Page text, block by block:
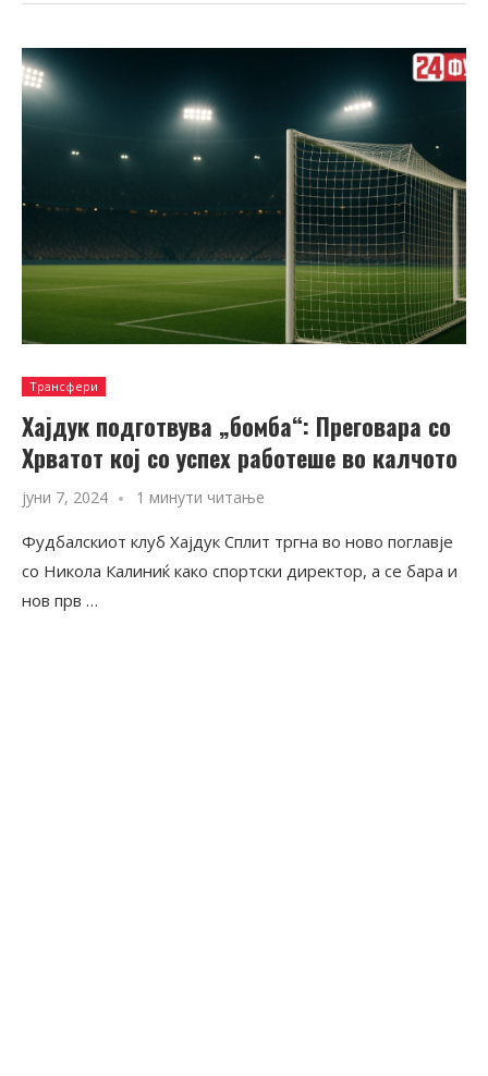
Трансфери
Хајдук подготвува „бомба“: Преговара со
Хрватот кој со успех работеше во калчото
јуни 7, 2024 1 минути читање
Фудбалскиот клуб Хајдук Сплит тргна во ново поглавје
со Никола Калиниќ како спортски директор, а се бара и
нов прв …